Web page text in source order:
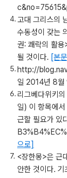
고대 그리스의
수동성이 갖는
권: 쾌락의 활용
될 것이다. [본
http://
일 2014년 8월
리그베다위키
일) 이 항목에
근할 필요가
으로]
<장한몽>은 근
안한 것이다. 기